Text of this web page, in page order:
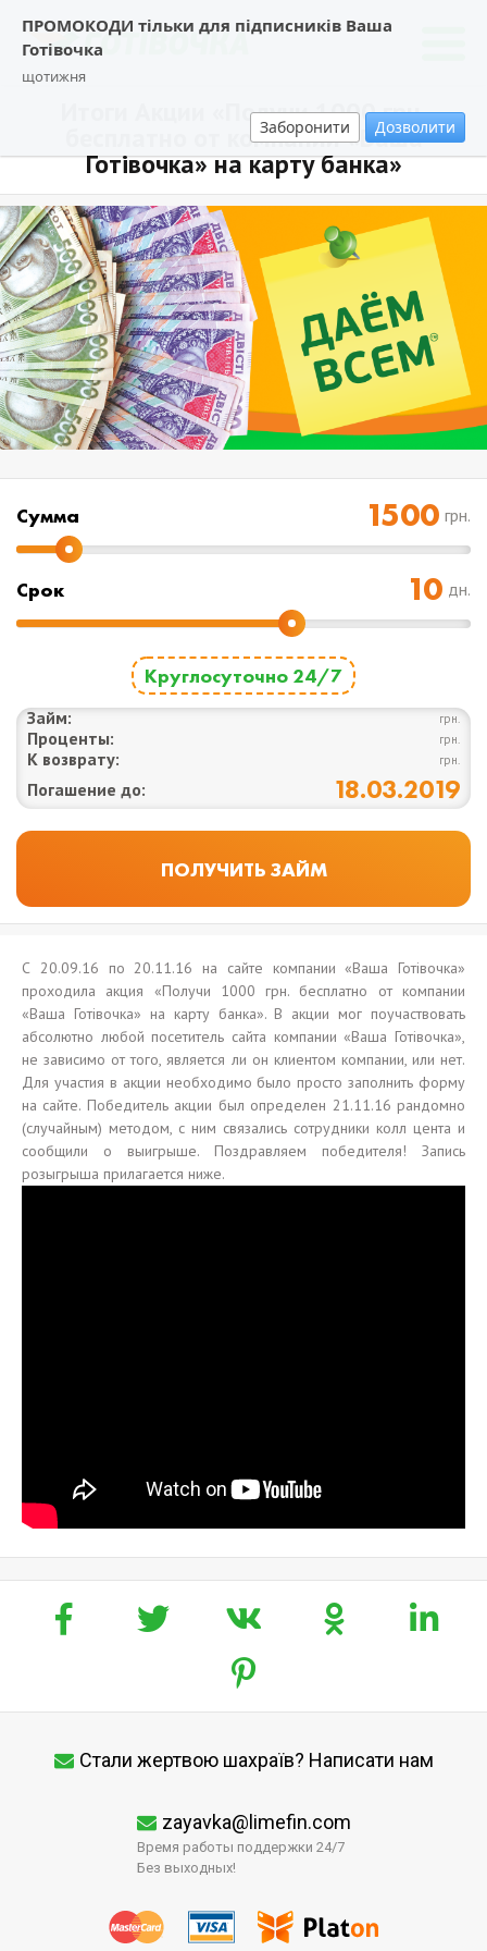
ПРОМОКОДИ тільки для підписників Ваша
Готівочка
щотижня
Заборонити Дозволити
Итоги Акции «Получи 1000 грн.
бесплатно от компании «Ваша
Готiвочка» на карту банка»
Cумма грн.
Срок дн.
Круглосуточно 24/7
Займ: грн.
Проценты: грн.
К возврату: грн.
Погашение до: 18.03.2019
С 20.09.16 по 20.11.16 на сайте компании «Ваша Готівочка»
проходила акция «Получи 1000 грн. бесплатно от компании
«Ваша Готiвочка» на карту банка». В акции мог поучаствовать
абсолютно любой посетитель сайта компании «Ваша Готiвочка»,
не зависимо от того, является ли он клиентом компании, или нет.
Для участия в акции необходимо было просто заполнить форму
на сайте. Победитель акции был определен 21.11.16 рандомно
(случайным) методом, с ним связались сотрудники колл цента и
сообщили о выигрыше. Поздравляем победителя! Запись
розыгрыша прилагается ниже.
Стали жертвою шахраїв? Написати нам
zayavka@limefin.com
Время работы поддержки 24/7
Без выходных!